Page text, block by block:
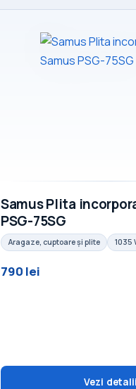
Samus Plita
PSG-75SG
Aragaze, cuptoare și plite 1035
790 lei
Vezi detalii